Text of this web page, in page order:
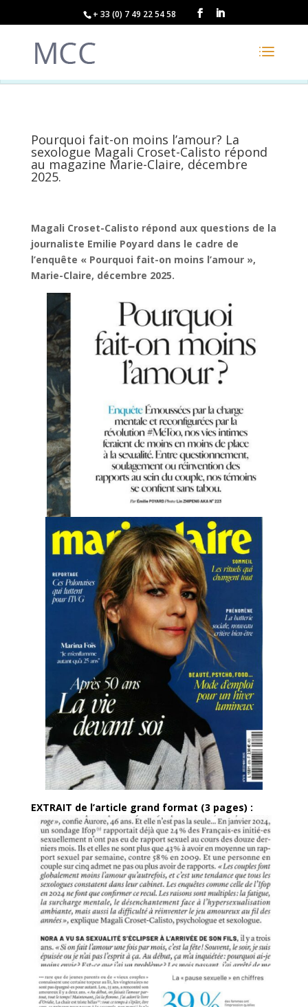
+ 33 (0) 7 49 22 54 58
Pourquoi fait-on moins l’amour? La
sexologue Magali Croset-Calisto répond
au magazine Marie-Claire, décembre
2025.
Magali Croset-Calisto répond aux questions de la
journaliste Emilie Poyard dans le cadre de
l’enquête « Pourquoi fait-on moins l’amour »,
Marie-Claire, décembre 2025.
EXTRAIT de l’article grand format (3 pages) :